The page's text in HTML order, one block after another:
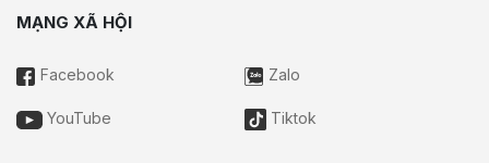
MẠNG XÃ HỘI
Facebook Zalo
YouTube Tiktok